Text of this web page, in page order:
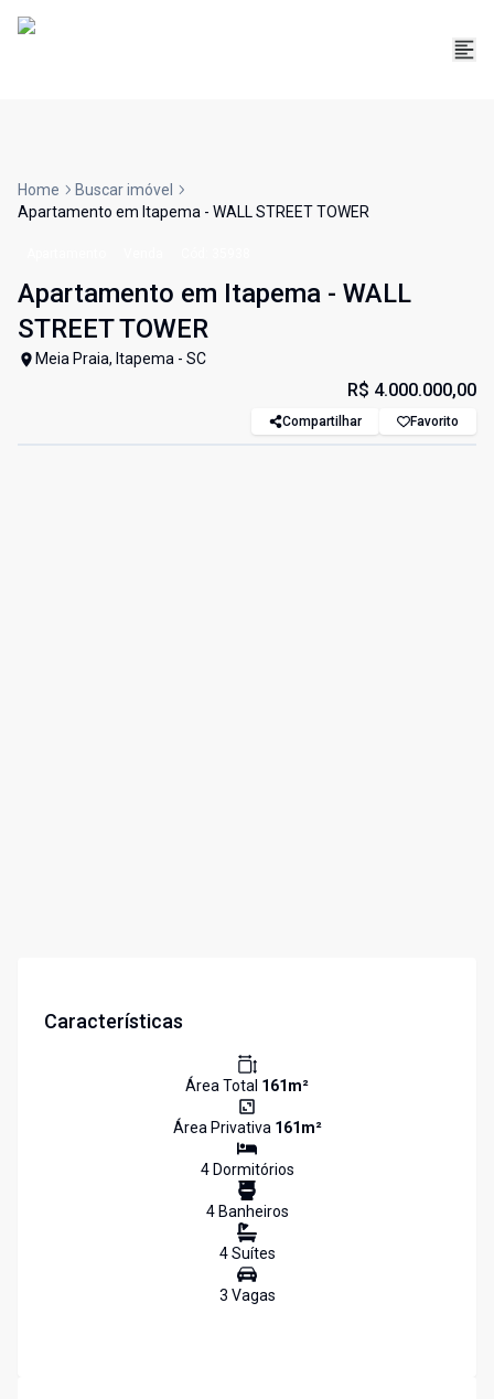
Home
Buscar imóvel
Apartamento em Itapema - WALL STREET TOWER
Apartamento em Itapema - WALL
STREET TOWER
Meia Praia, Itapema - SC
R$ 4.000.000,00
Compartilhar Favorito
Características
Área Total 161m²
Área Privativa 161m²
4Dormitórios
4Banheiros
4Suítes
3 Vagas